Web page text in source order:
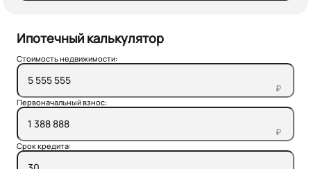
Ипотечный калькулятор
Стоимость недвижимости:
₽
Первоначальный взнос:
₽
Срок кредита: